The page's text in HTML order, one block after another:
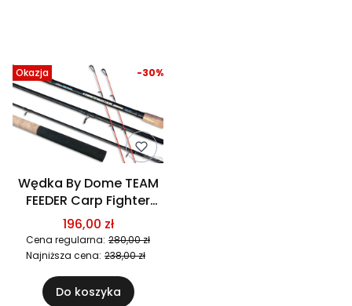
Okazja
Wędka By Dome TEAM
FEEDER Carp Fighter
Feeder 390H
196,00 zł
Cena regularna: 280,00 zł
-30%
Najniższa cena: 238,00 zł
Do koszyka